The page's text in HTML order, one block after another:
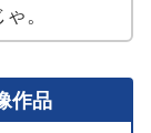
。
作品